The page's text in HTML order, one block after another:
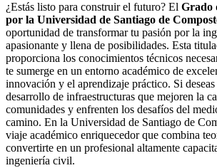
¿Estás listo para construir el futuro? El Grado
por la Universidad de Santiago de
oportunidad de transformar tu pasión por la
apasionante y llena de posibilidades. Esta
proporciona los conocimientos técnicos
te sumerge en un entorno académico de
innovación y el aprendizaje práctico. Si deseas
desarrollo de infraestructuras que mejoren la
comunidades y enfrenten los desafíos del
camino. En la Universidad de Santiago de
viaje académico enriquecedor que combina
convertirte en un profesional altamente
ingeniería civil.